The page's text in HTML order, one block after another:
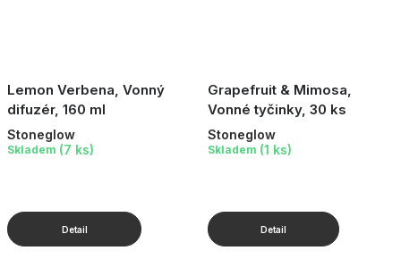
Lemon Verbena, Vonný
difuzér, 160 ml
Stoneglow
Skladem (7 ks)
Grapefruit & Mimosa,
Vonné tyčinky, 30 ks
Stoneglow
Skladem (1 ks)